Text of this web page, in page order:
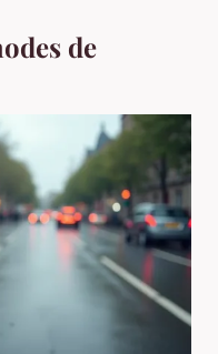
de